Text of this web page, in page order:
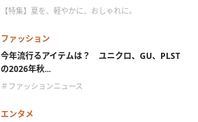
【特集】夏を、軽やかに、おしゃれに。
ファッション
今年流行るアイテムは？ ユニクロ、GU、PLST
の2026年秋...
＃ファッションニュース
エンタメ